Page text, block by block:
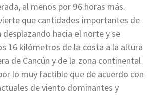
al menos por 96 horas más.
que cantidades importantes de
hacia el norte y se
16 kilómetros de la costa a la altura
de Cancún y de la zona continental
lo muy factible que de acuerdo con
de viento dominantes y